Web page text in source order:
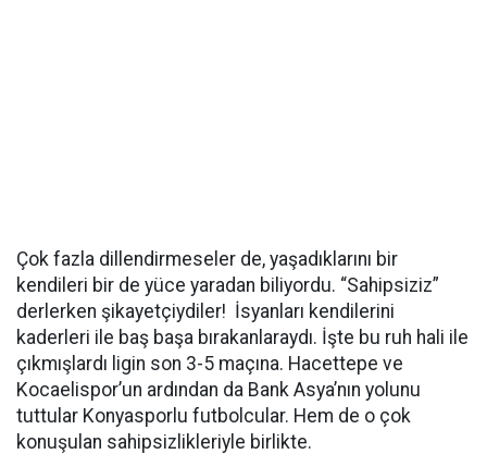
Çok fazla dillendirmeseler de, yaşadıklarını bir
kendileri bir de yüce yaradan biliyordu. “Sahipsiziz”
derlerken şikayetçiydiler! İsyanları kendilerini
kaderleri ile baş başa bırakanlaraydı. İşte bu ruh hali ile
çıkmışlardı ligin son 3-5 maçına. Hacettepe ve
Kocaelispor’un ardından da Bank Asya’nın yolunu
tuttular Konyasporlu futbolcular. Hem de o çok
konuşulan sahipsizlikleriyle birlikte.